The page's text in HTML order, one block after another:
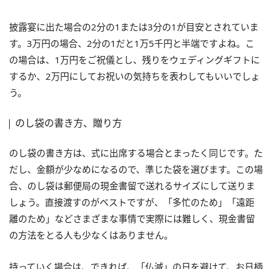
披露宴に出た場合の2分の1または3分の1が目安とされていま
す。3万円の場合、2分の1だと1万5千円と半端ですよね。こ
の場合は、1万円をご祝儀とし、残りをウェディングギフトに
するか、2万円にしてお祝いの気持ちを表わしてもいいでしょ
う。
のし袋の書き方、贈り方
のし袋の書き方は、式に出席する場合とまったく同じです。た
だし、金額が少なめになるので、準じた袋を選びます。この場
合、のし袋は郵便局の現金書留で送れるサイズにして送りま
しょう。直接渡すのがベストですが、「多忙のため」「遠距
離のため」などさまざまな事情で実際には難しく、現金書留
の方法をとる人も少なくはありません。